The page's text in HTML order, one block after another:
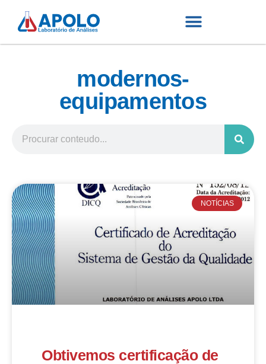
modernos-
equipamentos
NOTÍCIAS
Obtivemos certificação de